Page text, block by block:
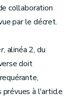
collaboration
par le décret.
, alinéa 2, du
doit
à l'article